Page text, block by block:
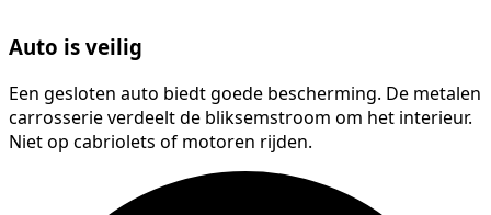
Auto is veilig
Een gesloten auto biedt goede bescherming. De metalen
carrosserie verdeelt de bliksemstroom om het interieur.
Niet op cabriolets of motoren rijden.